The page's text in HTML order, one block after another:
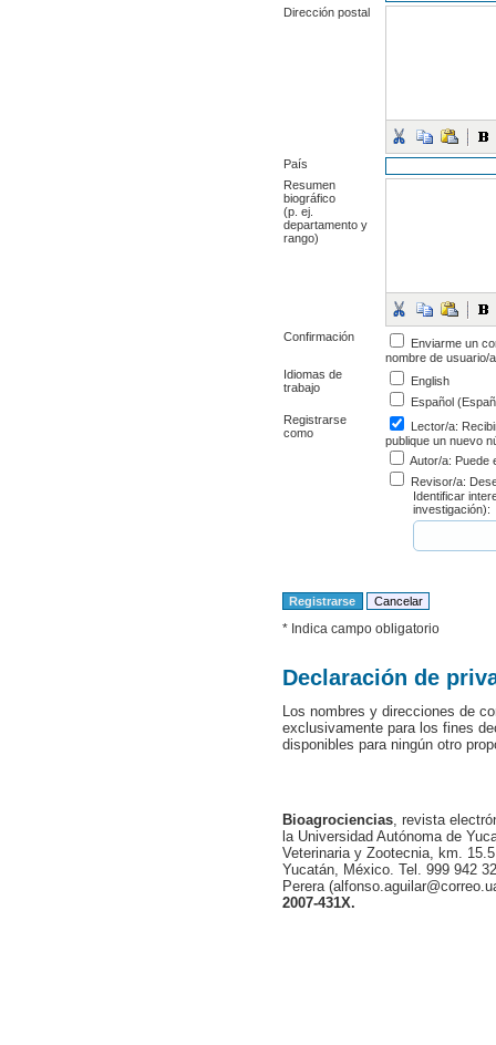
Dirección postal
País
Resumen
biográfico
(p. ej.
departamento y
rango)
Confirmación
Enviarme un
nombre de usuario/
Idiomas de
trabajo
English
Español
Registrarse
como
Lector/a:
publique un nuevo
Autor/a: Puede
Revisor/a:
Identificar
investigación):
* Indica campo obligatorio
Declaración de
Los nombres y direcciones de
exclusivamente para los fines
disponibles para ningún otro
Bioagrociencias, revista
la Universidad Autónoma de
Veterinaria y Zootecnia, km.
Yucatán, México. Tel. 999 942
Perera
2007-431X.